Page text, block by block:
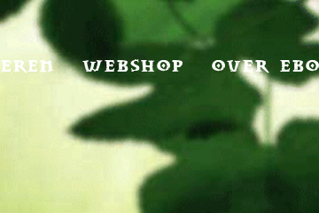
WEBSHOP OVER